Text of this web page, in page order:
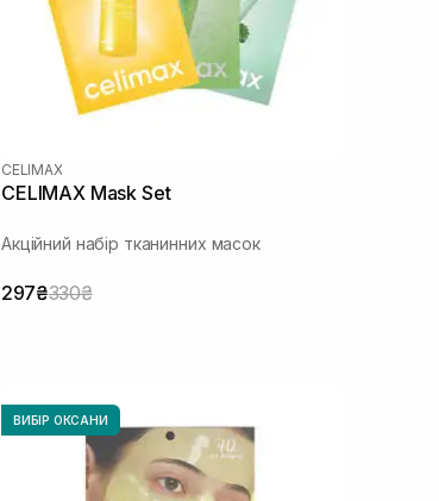
CELIMAX
CELIMAX Mask Set
Акційний набір тканинних масок
297₴330₴
ВИБІР ОКСАНИ